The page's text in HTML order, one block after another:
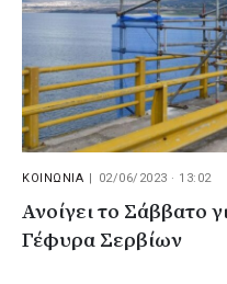
ΚΟΙΝΩΝΙΑ 02/06/2023 · 13:02
Ανοίγει το Σάββατο
Γέφυρα Σερβίων